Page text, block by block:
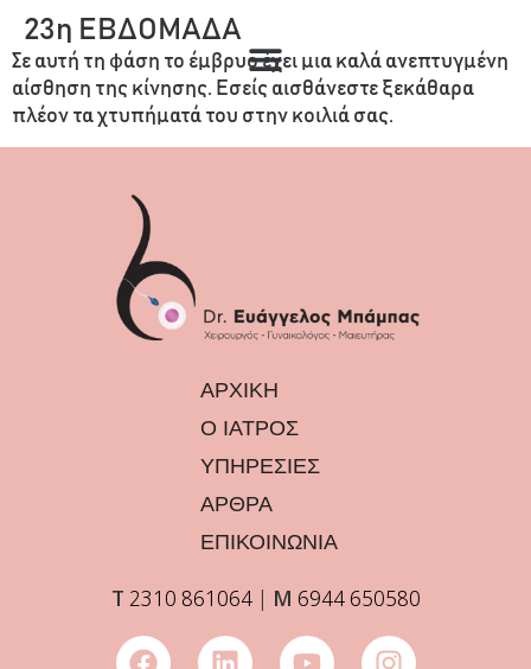
23η ΕΒΔΟΜΑΔΑ
Σε αυτή τη φάση το έμβρυο έχει μια καλά ανεπτυγμένη
αίσθηση της κίνησης. Εσείς αισθάνεστε ξεκάθαρα
πλέον τα χτυπήματά του στην κοιλιά σας.
ΑΡΧΙΚΗ
Ο ΙΑΤΡΟΣ
ΥΠΗΡΕΣΙΕΣ
ΑΡΘΡΑ
ΕΠΙΚΟΙΝΩΝΙΑ
Τ 2310 861064| Μ 6944 650580